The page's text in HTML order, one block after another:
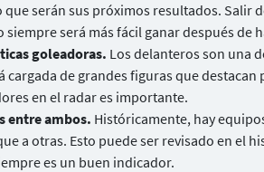
serán sus próximos resultados. Salir
siempre será más fácil ganar después de
goleadoras. Los delanteros son una
cargada de grandes figuras que
en el radar es importante.
entre ambos. Históricamente, hay
a otras. Esto puede ser revisado en el
es un buen indicador.